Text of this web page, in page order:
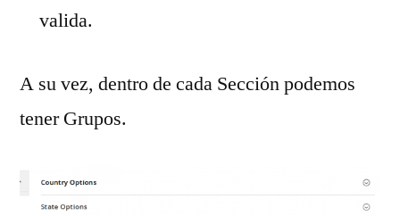
valida.
A su vez, dentro de cada Sección podemos
tener Grupos.